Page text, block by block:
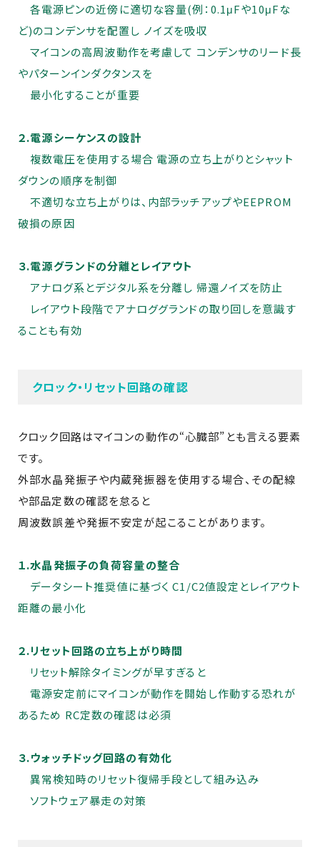
各電源ピンの近傍に適切な容量(例：0.1μFや10μFな
ど)のコンデンサを配置し ノイズを吸収
マイコンの高周波動作を考慮して コンデンサのリード長
やパターンインダクタンスを
最小化することが重要
２.電源シーケンスの設計
複数電圧を使用する場合 電源の立ち上がりとシャット
ダウンの順序を制御
不適切な立ち上がりは、内部ラッチアップやEEPROM
破損の原因
３.電源グランドの分離とレイアウト
アナログ系とデジタル系を分離し 帰還ノイズを防止
レイアウト段階でアナロググランドの取り回しを意識す
ることも有効
クロック・リセット回路の確認
クロック回路はマイコンの動作の“心臓部”とも言える要素
です。
外部水晶発振子や内蔵発振器を使用する場合、その配線
や部品定数の確認を怠ると
周波数誤差や発振不安定が起こることがあります。
１.水晶発振子の負荷容量の整合
データシート推奨値に基づく C1/C2値設定とレイアウト
距離の最小化
２.リセット回路の立ち上がり時間
リセット解除タイミングが早すぎると
電源安定前にマイコンが動作を開始し作動する恐れが
あるため RC定数の確認は必須
３.ウォッチドッグ回路の有効化
異常検知時のリセット復帰手段として組み込み
ソフトウェア暴走の対策